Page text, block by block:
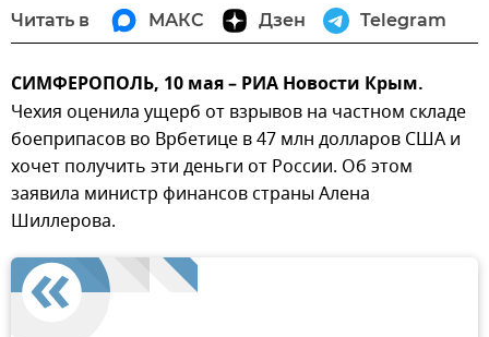
Читать в МАКС Дзен Telegram
СИМФЕРОПОЛЬ, 10 мая – РИА Новости Крым.
Чехия оценила ущерб от взрывов на частном складе
боеприпасов во Врбетице в 47 млн долларов США и
хочет получить эти деньги от России. Об этом
заявила министр финансов страны Алена
Шиллерова.